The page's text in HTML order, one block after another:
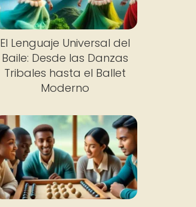
El Lenguaje Universal del
Baile: Desde las Danzas
Tribales hasta el Ballet
Moderno